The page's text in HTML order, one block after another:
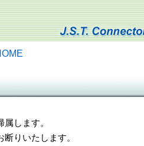
します。
りいたします。